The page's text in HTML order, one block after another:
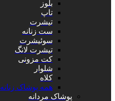
بلوز
تاپ
تیشرت
ست زنانه
سوئیشرت
تیشرت لانگ
کت مزونی
شلوار
کلاه
همه پوشاک زنانه
پوشاک مردانه